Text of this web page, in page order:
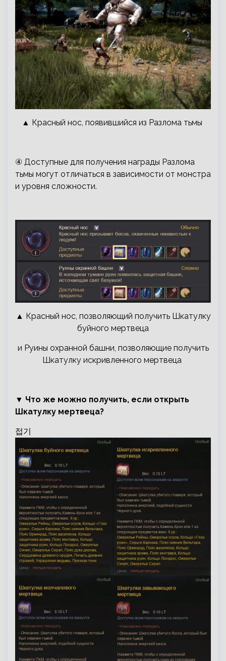
▲ Красный нос, появившийся из Разлома тьмы
④ Доступные для получения награды Разлома
тьмы могут отличаться в зависимости от монстра
и уровня сложности.
▲ Красный нос, позволяющий получить Шкатулку
буйного мертвеца
и Руины охранной башни, позволяющие получить
Шкатулку искривленного мертвеца
▼ Что же можно получить, если открыть
Шкатулку мертвеца?
접기